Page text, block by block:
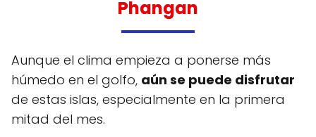
Phangan
Aunque el clima empieza a ponerse más
húmedo en el golfo, aún se puede disfrutar
de estas islas, especialmente en la primera
mitad del mes.